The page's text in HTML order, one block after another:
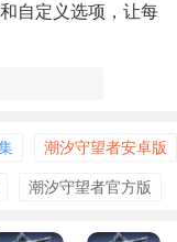
自定义选项，让每
潮汐守望者安卓版
潮汐守望者官方版